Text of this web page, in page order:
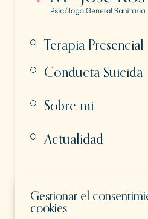
Gestionar el
cookies
Terapia
Conducta Suicida
Sobre mi
Actualidad
Pedir una Cita